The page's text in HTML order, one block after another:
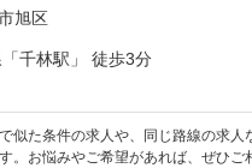
旭区
千林駅」 徒歩3分
似た条件の求人や、同じ路線の求人
。お悩みやご希望があれば、ぜひご